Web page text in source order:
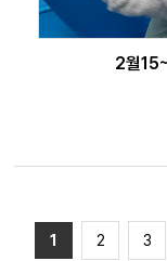
2월
1 2 3